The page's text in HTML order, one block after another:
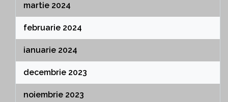
martie 2024
februarie 2024
ianuarie 2024
decembrie 2023
noiembrie 2023